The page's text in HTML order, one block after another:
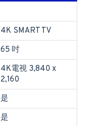
4K SMART TV
65 吋
4K電視 3,840 x
2,160
是
是